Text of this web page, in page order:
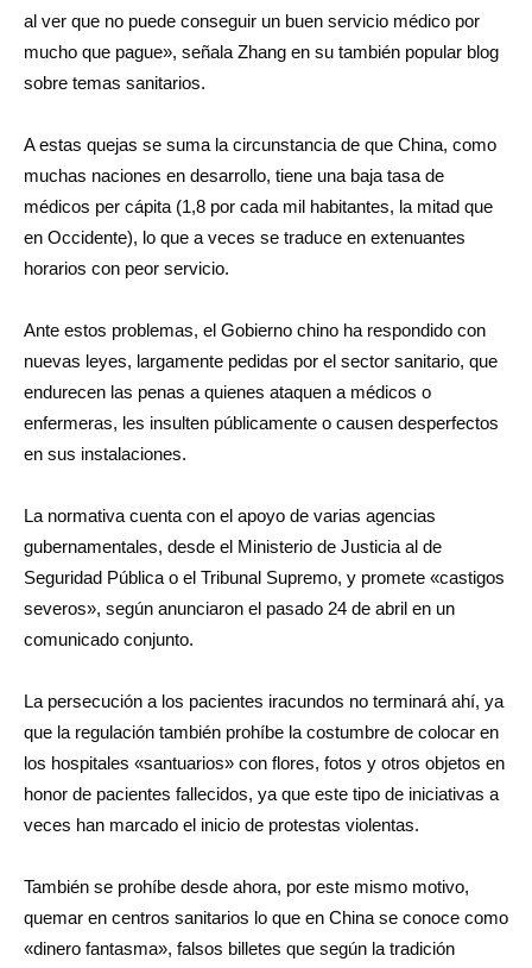
al ver que no puede conseguir un buen servicio médico por
mucho que pague», señala Zhang en su también popular blog
sobre temas sanitarios.
A estas quejas se suma la circunstancia de que China, como
muchas naciones en desarrollo, tiene una baja tasa de
médicos per cápita (1,8 por cada mil habitantes, la mitad que
en Occidente), lo que a veces se traduce en extenuantes
horarios con peor servicio.
Ante estos problemas, el Gobierno chino ha respondido con
nuevas leyes, largamente pedidas por el sector sanitario, que
endurecen las penas a quienes ataquen a médicos o
enfermeras, les insulten públicamente o causen desperfectos
en sus instalaciones.
La normativa cuenta con el apoyo de varias agencias
gubernamentales, desde el Ministerio de Justicia al de
Seguridad Pública o el Tribunal Supremo, y promete «castigos
severos», según anunciaron el pasado 24 de abril en un
comunicado conjunto.
La persecución a los pacientes iracundos no terminará ahí, ya
que la regulación también prohíbe la costumbre de colocar en
los hospitales «santuarios» con flores, fotos y otros objetos en
honor de pacientes fallecidos, ya que este tipo de iniciativas a
veces han marcado el inicio de protestas violentas.
También se prohíbe desde ahora, por este mismo motivo,
quemar en centros sanitarios lo que en China se conoce como
«dinero fantasma», falsos billetes que según la tradición